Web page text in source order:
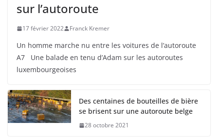
sur l’autoroute
17 février 2022 Franck Kremer
Un homme marche nu entre les voitures de l’autoroute
A7 Une balade en tenu d’Adam sur les autoroutes
luxembourgeoises
Des centaines de bouteilles de bière
se brisent sur une autoroute belge
28 octobre 2021